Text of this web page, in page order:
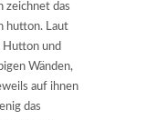
zeichnet das
hutton. Laut
Hutton und
Wänden,
auf ihnen
das